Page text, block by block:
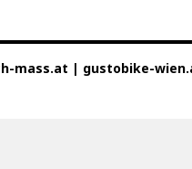
mass.at | gustobike-